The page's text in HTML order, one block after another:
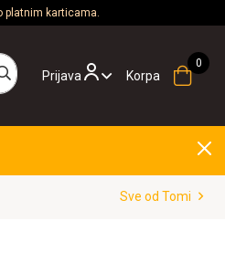
platnim karticama.
Prijava Korpa
Sve od Tomi